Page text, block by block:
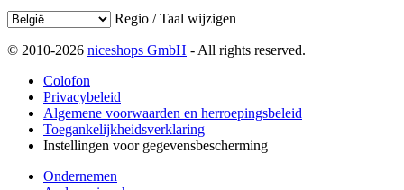
Regio / Taal wijzigen
© 2010-2026 niceshops GmbH - All rights reserved.
Colofon
Privacybeleid
Algemene voorwaarden en herroepingsbeleid
Toegankelijkheidsverklaring
Instellingen voor gegevensbescherming
Ondernemen